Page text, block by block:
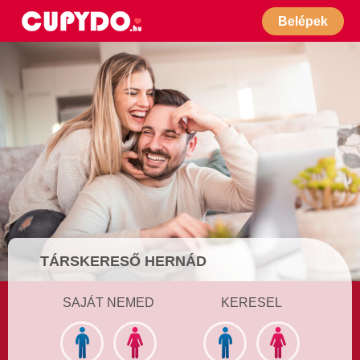
Belépek
TÁRSKERESŐ HERNÁD
SAJÁT NEMED KERESEL